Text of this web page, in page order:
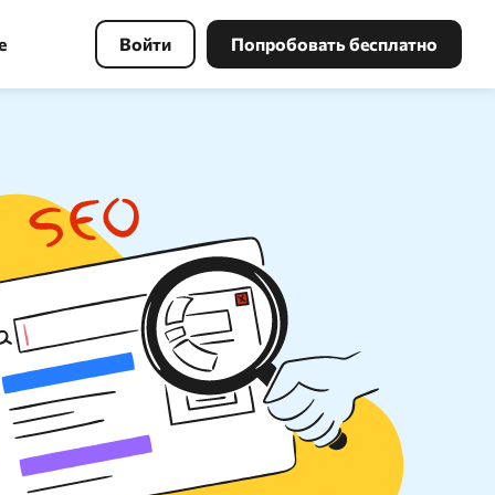
Инструменты PBN
Найдите свободный домен по
ключевым словам с хорошей
ссылочной массой и восстановите
копию сайта в несколько кликов.
Поиск в Webarchive
Войти Попробовать бесплатно